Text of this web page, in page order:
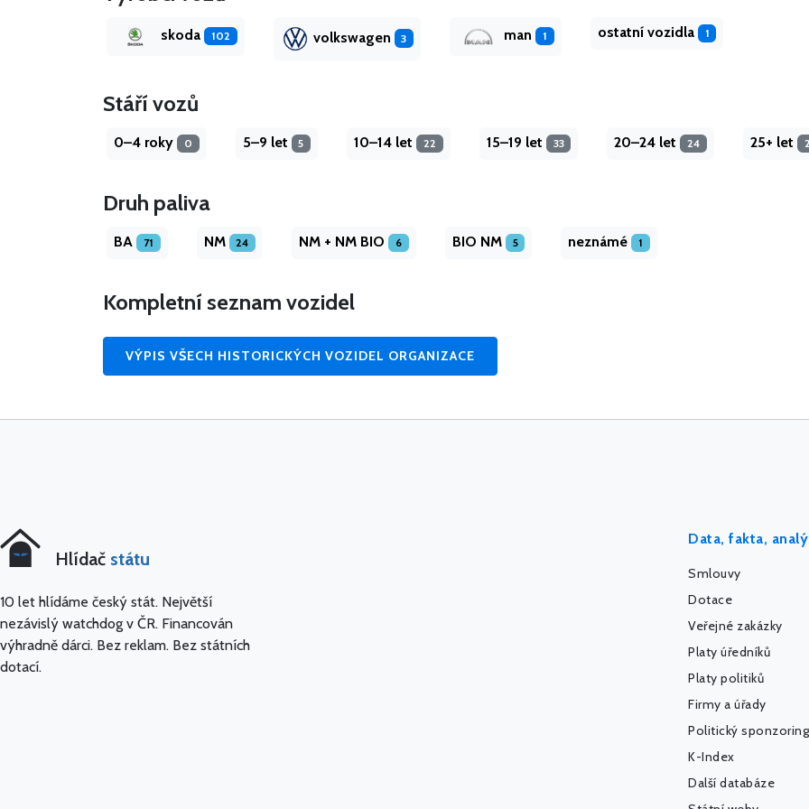
skoda 102 volkswagen 3 man 1 ostatní vozidla 1
Stáří vozů
0–4 roky 0 5–9 let 5 10–14 let 22 15–19 let 33 20–24 let 24 25+ let
Druh paliva
BA 71 NM 24 NM + NM BIO 6 BIO NM 5 neznámé 1
Kompletní seznam vozidel
VÝPIS VŠECH HISTORICKÝCH VOZIDEL ORGANIZACE
Hlídač státu
10 let hlídáme český stát. Největší
nezávislý watchdog v ČR. Financován
výhradně dárci. Bez reklam. Bez státních
dotací.
Data, fakta,
Smlouvy
Dotace
Veřejné zakázky
Platy úředníků
Platy politiků
Firmy a úřady
Politický sponzoring
K-Index
Další databáze